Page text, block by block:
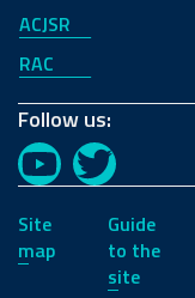
ACJSR
RAC
Follow us:
YouTubeTwitter
Site
map
Guide
to the
site